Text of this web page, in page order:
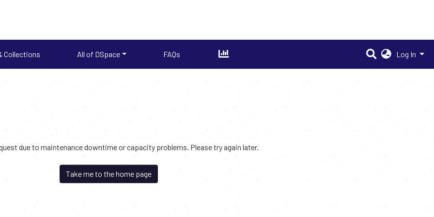
Collections All of DSpace FAQs Log In
due to maintenance downtime or capacity problems. Please try again later.
Take me to the home page